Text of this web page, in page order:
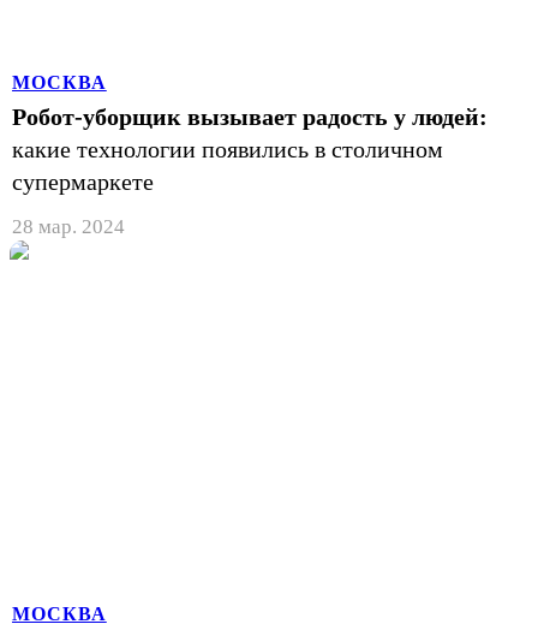
МОСКВА
Робот-уборщик вызывает радость у людей:
какие технологии появились в столичном
супермаркете
28 мар. 2024
МОСКВА